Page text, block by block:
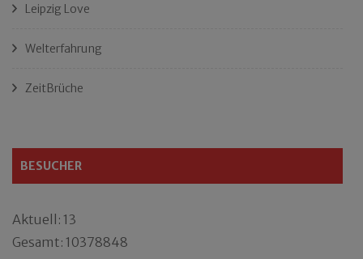
Leipzig Love
Welterfahrung
ZeitBrüche
BESUCHER
Aktuell: 13
Gesamt: 10378848